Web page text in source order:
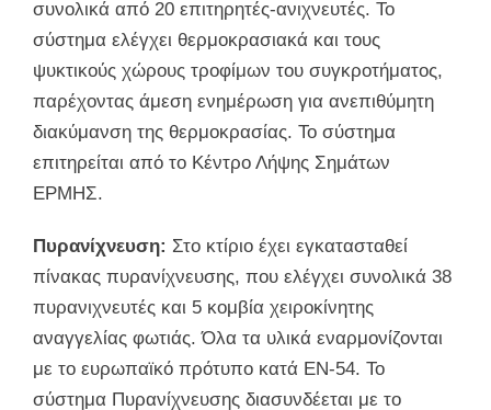
συνολικά από 20 επιτηρητές-ανιχνευτές. Το
σύστημα ελέγχει θερμοκρασιακά και τους
ψυκτικούς χώρους τροφίμων του συγκροτήματος,
παρέχοντας άμεση ενημέρωση για ανεπιθύμητη
διακύμανση της θερμοκρασίας. Το σύστημα
επιτηρείται από το Κέντρο Λήψης Σημάτων
ΕΡΜΗΣ.
Πυρανίχνευση: Στο κτίριο έχει εγκατασταθεί
πίνακας πυρανίχνευσης, που ελέγχει συνολικά 38
πυρανιχνευτές και 5 κομβία χειροκίνητης
αναγγελίας φωτιάς. Όλα τα υλικά εναρμονίζονται
με το ευρωπαϊκό πρότυπο κατά EN-54. Το
σύστημα Πυρανίχνευσης διασυνδέεται με το